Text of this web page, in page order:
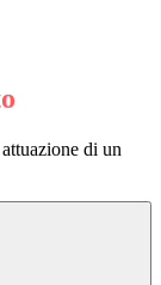
di un